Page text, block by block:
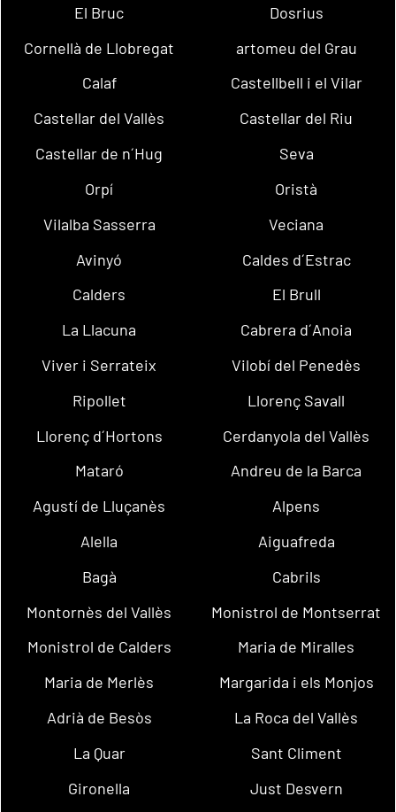
El Bruc
Dosrius
Cornellà de Llobregat
artomeu del Grau
Calaf
Castellbell i el Vilar
Castellar del Vallès
Castellar del Riu
Castellar de n´Hug
Seva
Orpí
Oristà
Vilalba Sasserra
Veciana
Avinyó
Caldes d´Estrac
Calders
El Brull
La Llacuna
Cabrera d´Anoia
Viver i Serrateix
Vilobí del Penedès
Ripollet
Llorenç Savall
Llorenç d´Hortons
Cerdanyola del Vallès
Mataró
Andreu de la Barca
Agustí de Lluçanès
Alpens
Alella
Aiguafreda
Bagà
Cabrils
Montornès del Vallès
Monistrol de Montserrat
Monistrol de Calders
Maria de Miralles
Maria de Merlès
Margarida i els Monjos
Adrià de Besòs
La Roca del Vallès
La Quar
Sant Climent
Gironella
Just Desvern